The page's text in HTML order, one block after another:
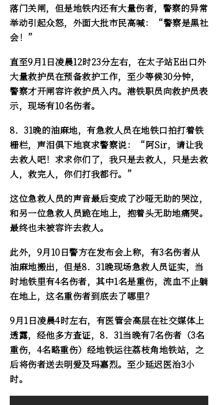
落门关闸，但是地铁内还有大量伤者，警察的异常
举动引起众怒，外面大批市民高喊：“警察是黑社
会！”
直至9月1日凌晨12时23分左右，在太子站E出口外
大量救护员在预备救护工作，至少等候30分钟，
警察才开闸容许救护员入内。港铁职员向救护员表
示，现场有10名伤者。
8．31晚的油麻地，有急救人员在地铁口拍打着铁
栅栏，声泪俱下地哀求警察说：“阿Sir，请让我
去救人吧！求求你们了，我只是去救人，只是去救
人，救完人，你们打我都行。”
这位急救人员的声音最后变成了沙哑无助的哭泣，
和另一位急救人员跪在地上，抱着头无助地痛哭。
最终也未被容许去救人。
此外，9月10日警方在发布会上称，有3名伤者从
油麻地搬出，但是8．31晚现场急救人员证实，当
时地铁里有4名伤者，其中1名是重伤，流血不止躺
在地上，这名重伤者到底去了哪里？
9月1日凌晨4时左右，有医管会高层在社交媒体上
透露，经他多方查证，8．31当晚有7名伤者（3名
重伤，4名略重伤）经地铁运往荔枝角地铁站，之
后将伤者送去明爱及玛嘉烈。至少延迟医治3小
时。